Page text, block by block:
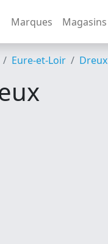
Marques Magasins
Eure-et-Loir Dreux